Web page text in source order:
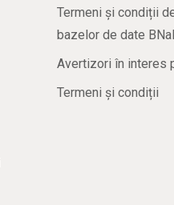
Termeni și condiții
bazelor de date
Avertizori în interes
Termeni și condiții